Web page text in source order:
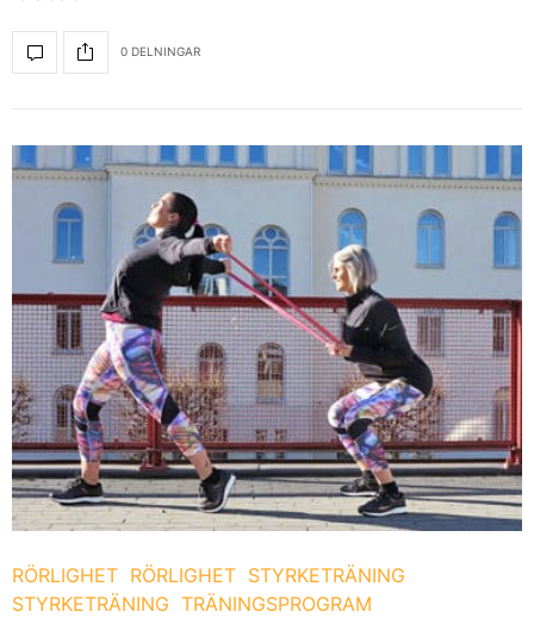
0 DELNINGAR
RÖRLIGHET RÖRLIGHET STYRKETRÄNING
STYRKETRÄNING TRÄNINGSPROGRAM